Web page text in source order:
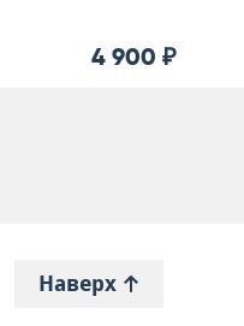
4 900 ₽
Наверх